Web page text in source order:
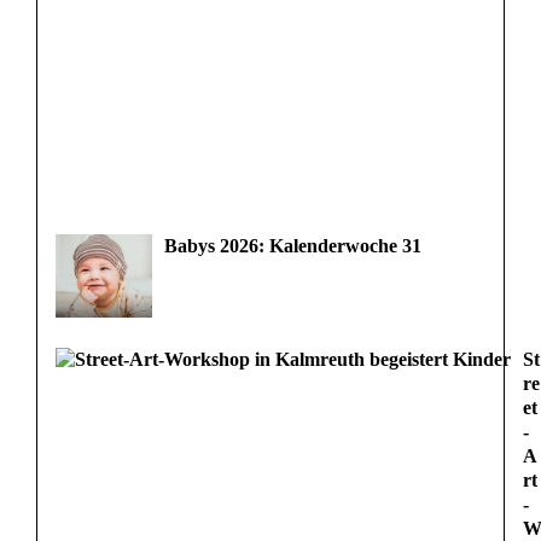
Babys 2026: Kalenderwoche 31
St
re
et
-
A
rt
-
W